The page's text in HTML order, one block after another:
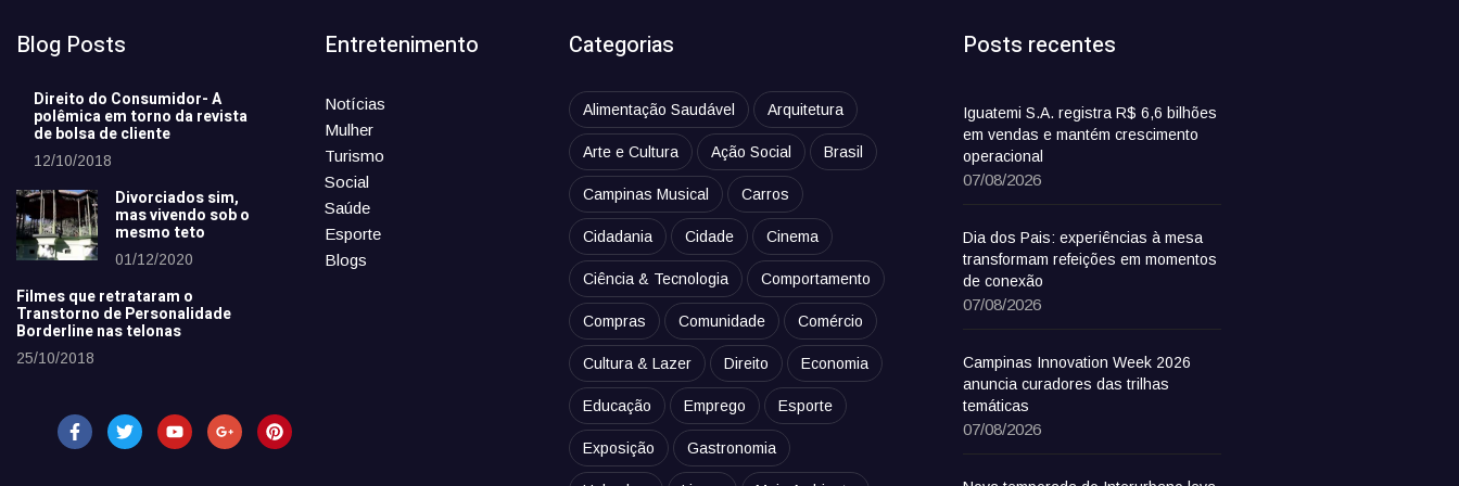
Blog Posts
Direito do Consumidor- A
polêmica em torno da revista
de bolsa de cliente
12/10/2018
Divorciados sim,
mas vivendo sob o
mesmo teto
01/12/2020
Filmes que retrataram o
Transtorno de Personalidade
Borderline nas telonas
25/10/2018
Entretenimento
Notícias
Mulher
Turismo
Social
Saúde
Esporte
Blogs
Categorias
Alimentação Saudável Arquitetura
Arte e Cultura Ação Social Brasil
Campinas Musical Carros
Cidadania Cidade Cinema
Ciência & Tecnologia Comportamento
Compras Comunidade Comércio
Cultura & Lazer Direito Economia
Educação Emprego Esporte
Exposição Gastronomia
Posts recentes
Iguatemi S.A. registra R$ 6,6 bilhões
em vendas e mantém crescimento
operacional
07/08/2026
Dia dos Pais: experiências à mesa
transformam refeições em momentos
de conexão
07/08/2026
Campinas Innovation Week 2026
anuncia curadores das trilhas
temáticas
07/08/2026